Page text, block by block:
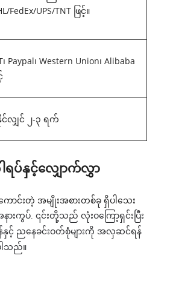
FedEx/UPS/TNT ဖြင့်။
၊ Paypal၊ Western Union၊ Alibaba
င်လျှင် ၂-၃ ရက်
ပ်နှင့်လျှောက်လွှာ
ောင်းတဲ့ အမျိုးအစားတစ်ခု ရှိပါသေး
နားကွပ်. ၎င်းတို့သည် လုံးဝကြော့ရှင်းပြီး
ရန်နှင့် ညနေခင်းဝတ်စုံများကို အလှဆင်ရန်
သည်။